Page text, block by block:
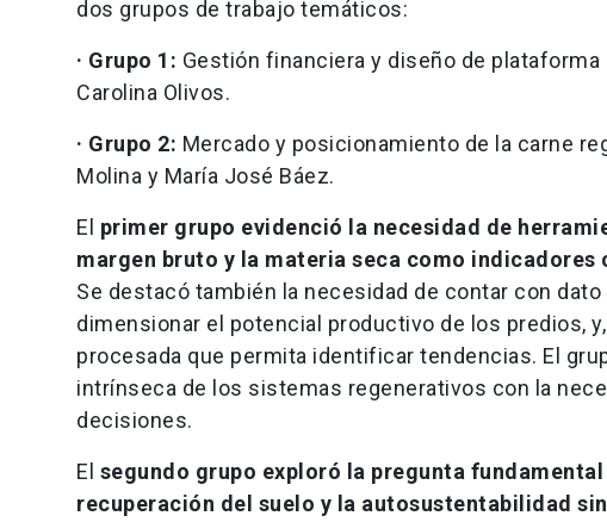
dos grupos de trabajo temáticos:
· Grupo 1: Gestión financiera y diseño de plataforma
Carolina Olivos.
· Grupo 2: Mercado y posicionamiento de la carne
Molina y María José Báez.
El primer grupo evidenció la necesidad de
margen bruto y la materia seca como
Se destacó también la necesidad de contar con
dimensionar el potencial productivo de los predios,
procesada que permita identificar tendencias. El
intrínseca de los sistemas regenerativos con la
decisiones.
El segundo grupo exploró la pregunta
recuperación del suelo y la autosustentabilidad